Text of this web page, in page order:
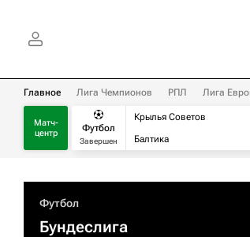
Главное Лига Чемпионов РПЛ Лига
Матч-
центр
Футбол
Завершен
Крылья Советов
Балтика
Футбол
Бундеслига